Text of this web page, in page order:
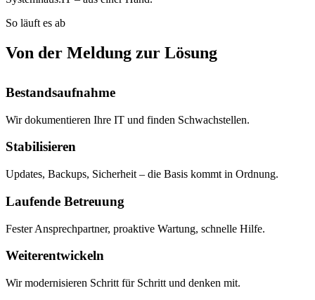
So läuft es ab
Von der Meldung zur Lösung
Bestandsaufnahme
Wir dokumentieren Ihre IT und finden Schwachstellen.
Stabilisieren
Updates, Backups, Sicherheit – die Basis kommt in Ordnung.
Laufende Betreuung
Fester Ansprechpartner, proaktive Wartung, schnelle Hilfe.
Weiterentwickeln
Wir modernisieren Schritt für Schritt und denken mit.